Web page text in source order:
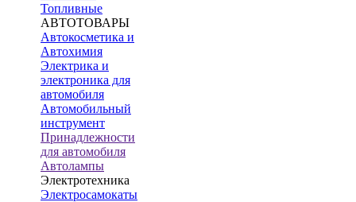
Топливные
АВТОТОВАРЫ
Автокосметика и
Автохимия
Электрика и
электроника для
автомобиля
Автомобильный
инструмент
Принадлежности
для автомобиля
Автолампы
Электротехника
Электросамокаты